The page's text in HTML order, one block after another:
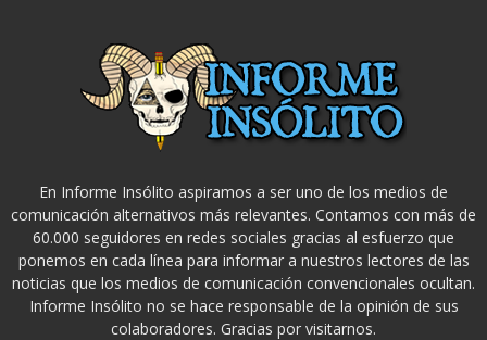
En Informe Insólito aspiramos a ser uno de los medios de
comunicación alternativos más relevantes. Contamos con más de
60.000 seguidores en redes sociales gracias al esfuerzo que
ponemos en cada línea para informar a nuestros lectores de las
noticias que los medios de comunicación convencionales ocultan.
Informe Insólito no se hace responsable de la opinión de sus
colaboradores. Gracias por visitarnos.